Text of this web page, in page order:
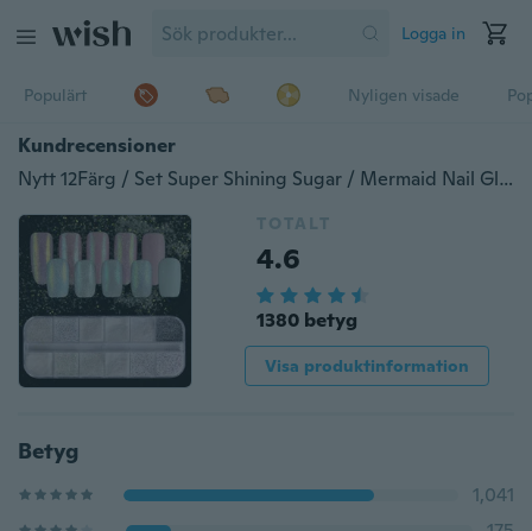
Logga in
Populärt Nyligen visade
Kundrecensioner
Nytt 12Färg / Set Super Shining Sugar / Mermaid Nail Glitter Powder Holographic Laser Pigment Dust Manicure Powder Nail Art Decoration
TOTALT
4.6
1380 betyg
Visa produktinformation
Betyg
1,041